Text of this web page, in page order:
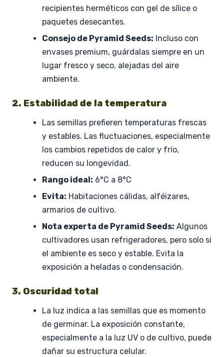
recipientes herméticos con gel de sílice o
paquetes desecantes.
Consejo de Pyramid Seeds: Incluso con
envases premium, guárdalas siempre en un
lugar fresco y seco, alejadas del aire
ambiente.
2. Estabilidad de la temperatura
Las semillas prefieren temperaturas frescas
y estables. Las fluctuaciones, especialmente
los cambios repetidos de calor y frío,
reducen su longevidad.
Rango ideal: 6°C a 8°C
Evita: Habitaciones cálidas, alféizares,
armarios de cultivo.
Nota experta de Pyramid Seeds: Algunos
cultivadores usan refrigeradores, pero solo si
el ambiente es seco y estable. Evita la
exposición a heladas o condensación.
3. Oscuridad total
La luz indica a las semillas que es momento
de germinar. La exposición constante,
especialmente a la luz UV o de cultivo, puede
dañar su estructura celular.